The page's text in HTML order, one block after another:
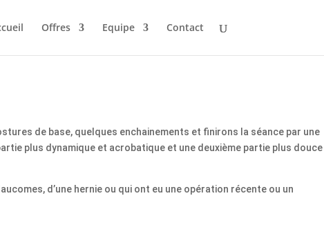
Offres Equipe Contact
de base, quelques enchainements et finirons la séance par une
plus dynamique et acrobatique et une deuxième partie plus douce
d’une hernie ou qui ont eu une opération récente ou un